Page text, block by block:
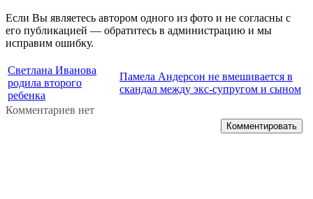
Если Вы являетесь автором одного из фото и не согласны с
его публикацией — обратитесь в администрацию и мы
исправим ошибку.
Светлана Иванова
родила второго
ребенка
Памела Андерсон не вмешивается в
скандал между экс-супругом и сыном
Комментариев нет
Комментировать